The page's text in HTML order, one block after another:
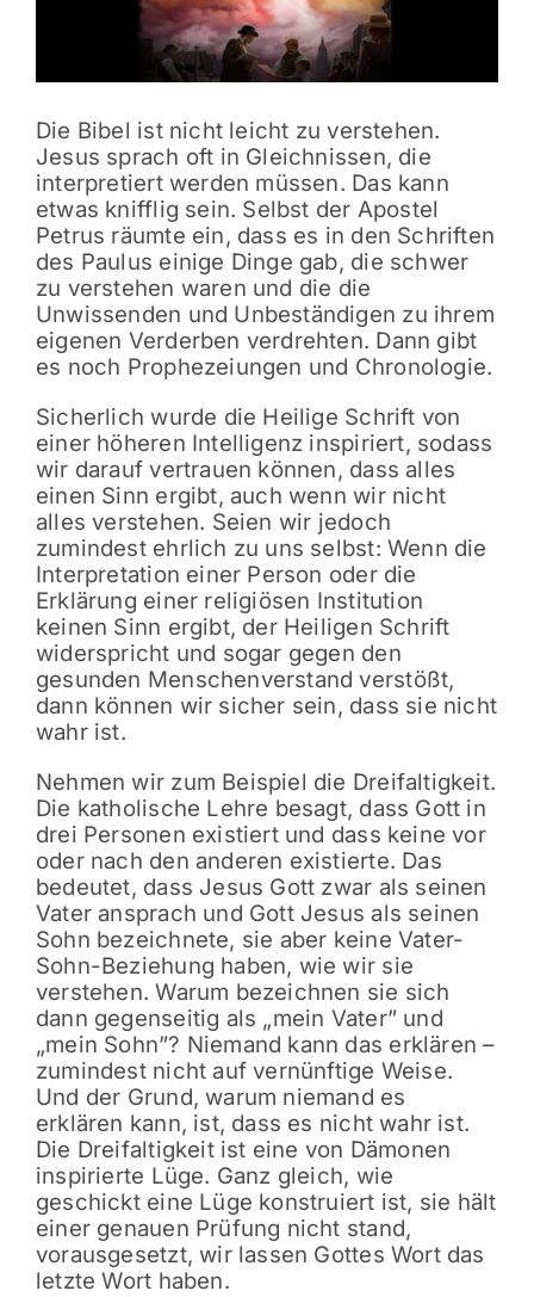
Die Bibel ist nicht leicht zu verstehen.
Jesus sprach oft in Gleichnissen, die
interpretiert werden müssen. Das kann
etwas knifflig sein. Selbst der Apostel
Petrus räumte ein, dass es in den Schriften
des Paulus einige Dinge gab, die schwer
zu verstehen waren und die die
Unwissenden und Unbeständigen zu ihrem
eigenen Verderben verdrehten. Dann gibt
es noch Prophezeiungen und Chronologie.
Sicherlich wurde die Heilige Schrift von
einer höheren Intelligenz inspiriert, sodass
wir darauf vertrauen können, dass alles
einen Sinn ergibt, auch wenn wir nicht
alles verstehen. Seien wir jedoch
zumindest ehrlich zu uns selbst: Wenn die
Interpretation einer Person oder die
Erklärung einer religiösen Institution
keinen Sinn ergibt, der Heiligen Schrift
widerspricht und sogar gegen den
gesunden Menschenverstand verstößt,
dann können wir sicher sein, dass sie nicht
wahr ist.
Nehmen wir zum Beispiel die Dreifaltigkeit.
Die katholische Lehre besagt, dass Gott in
drei Personen existiert und dass keine vor
oder nach den anderen existierte. Das
bedeutet, dass Jesus Gott zwar als seinen
Vater ansprach und Gott Jesus als seinen
Sohn bezeichnete, sie aber keine Vater-
Sohn-Beziehung haben, wie wir sie
verstehen. Warum bezeichnen sie sich
dann gegenseitig als „mein Vater” und
„mein Sohn”? Niemand kann das erklären –
zumindest nicht auf vernünftige Weise.
Und der Grund, warum niemand es
erklären kann, ist, dass es nicht wahr ist.
Die Dreifaltigkeit ist eine von Dämonen
inspirierte Lüge. Ganz gleich, wie
geschickt eine Lüge konstruiert ist, sie hält
einer genauen Prüfung nicht stand,
vorausgesetzt, wir lassen Gottes Wort das
letzte Wort haben.